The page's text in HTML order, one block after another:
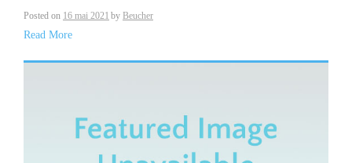
Posted on 16 mai 2021 by Beucher
Read More